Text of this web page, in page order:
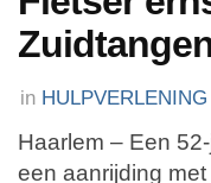
in HULPVERLENING
Haarlem – Een
een aanrijding